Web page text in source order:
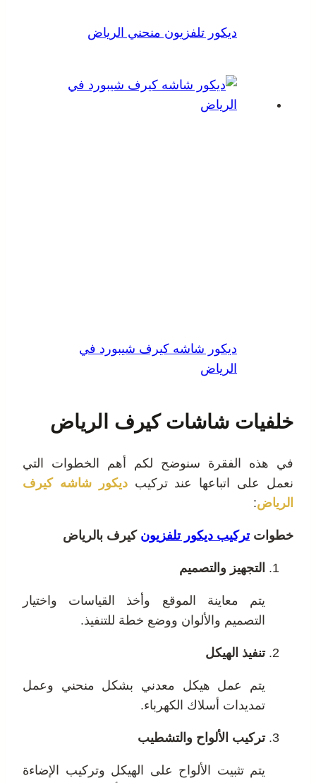
ديكور تلفزيون منحني الرياض
ديكور شاشه كيرف شيبورد في
الرياض
خلفيات شاشات كيرف الرياض
في هذه الفقرة سنوضح لكم أهم الخطوات التي
نعمل على اتباعها عند تركيبديكور شاشه كيرف
الرياض:
خطواتتركيب ديكور تلفزيون كيرف بالرياض
التجهيز والتصميم
يتم معاينة الموقع وأخذ القياسات واختيار
التصميم والألوان ووضع خطة للتنفيذ.
تنفيذ الهيكل
يتم عمل هيكل معدني بشكل منحني وعمل
تمديدات أسلاك الكهرباء.
تركيب الألواح والتشطيب
يتم تثبيت الألواح على الهيكل وتركيب الإضاءة